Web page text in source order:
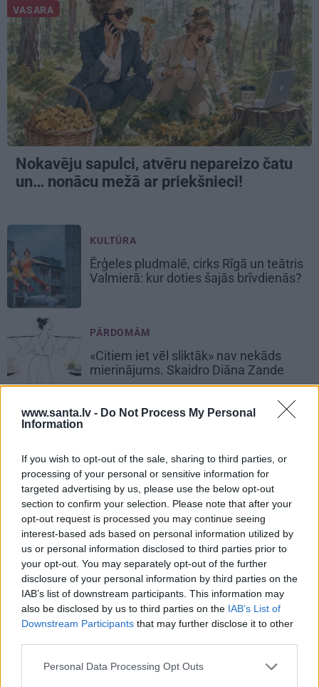
www.santa.lv - Do Not Process My Personal
Information
If you wish to opt-out of the sale, sharing to third parties, or
processing of your personal or sensitive information for
targeted advertising by us, please use the below opt-out
section to confirm your selection. Please note that after your
opt-out request is processed you may continue seeing
interest-based ads based on personal information utilized by
us or personal information disclosed to third parties prior to
your opt-out. You may separately opt-out of the further
disclosure of your personal information by third parties on the
IAB’s list of downstream participants. This information may
also be disclosed by us to third parties on the IAB’s List of
Downstream Participants that may further disclose it to other
Personal Data Processing Opt Outs
VASARA
Nokavēju sapulci, atvēru nepareizo čatu
un… nonācu mežā ar priekšnieci!
KULTŪRA
Ērģeles pludmalē, cirks Rīgā un teātris
Valmierā: kur doties šajās brīvdienās?
PĀRDOMĀM
«Citiem iet vēl sliktāk» nav nekāds
mierinājums. Skaidro Diāna Zande
HOROSKOPI
augustam
PRIVĀTĀ DZĪVE
INTERESANTI